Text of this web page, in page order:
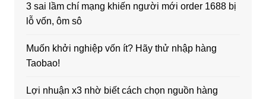
3 sai lầm chí mạng khiến người mới order 1688 bị
lỗ vốn, ôm sô
Muốn khởi nghiệp vốn ít? Hãy thử nhập hàng
Taobao!
Lợi nhuận x3 nhờ biết cách chọn nguồn hàng